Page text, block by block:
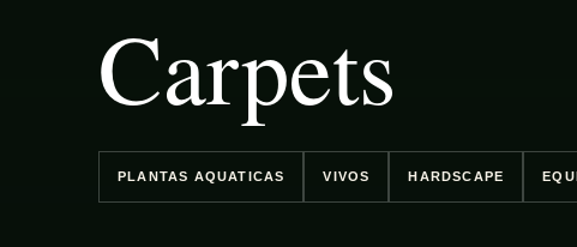
C
o
Carpets
PLANTAS AQUATICAS VIVOS HARDSCAPE